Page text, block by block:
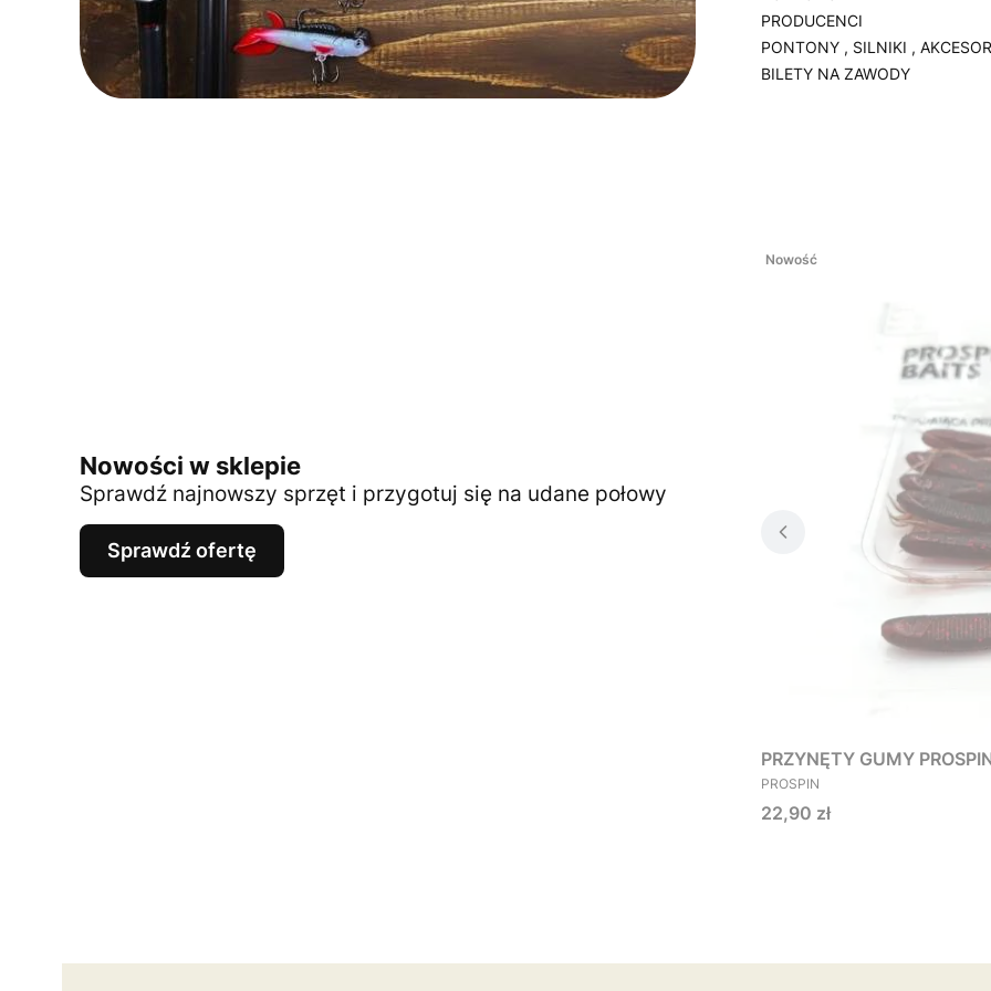
PRODUCENCI
PONTONY , SILNIKI ,
BILETY NA ZAWODY
Nowości w sklepie
Sprawdź najnowszy sprzęt i przygotuj się na udane połowy
Sprawdź ofertę
Nowość
PRZYNĘTY GUMY
PRODUCENT
PROSPIN
Cena
22,90 zł